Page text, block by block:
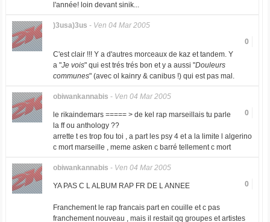
l'année! loin devant sinik...
)3usa)3us - Ven 04 Mar 2005
0
C'est clair !!! Y a d'autres morceaux de kaz et tandem. Y
a "Je vois" qui est trés trés bon et y a aussi "Douleurs
communes" (avec ol kainry & canibus !) qui est pas mal.
obiwankannabis - Ven 04 Mar 2005
0
le rikaindemars ===== > de kel rap marseillais tu parle
la ff ou anthology ??
arrette t es trop fou toi , a part les psy 4 et a la limite l algerino
c mort marseille , meme asken c barré tellement c mort
obiwankannabis - Ven 04 Mar 2005
0
YA PAS C L ALBUM RAP FR DE L ANNEE
Franchement le rap francais part en couille et c pas
franchement nouveau , mais il restait qq groupes et artistes